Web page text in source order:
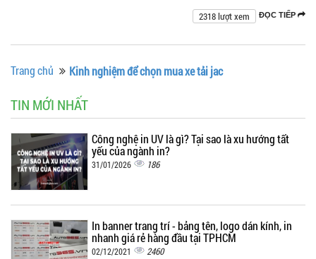
ĐỌC TIẾP
2318 lượt xem
Trang chủ Kinh nghiệm để chọn mua xe tải jac
TIN MỚI NHẤT
Công nghệ in UV là gì? Tại sao là xu hướng tất
yếu của ngành in?
31/01/2026 186
In banner trang trí - bảng tên, logo dán kính, in
nhanh giá rẻ hàng đầu tại TPHCM
02/12/2021 2460